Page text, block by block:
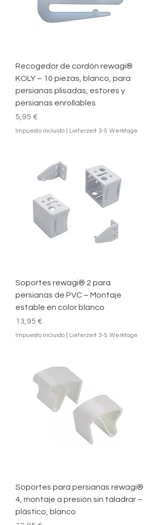
Recogedor de cordón rewagi®
KOLY – 10 piezas, blanco, para
persianas plisadas, estores y
persianas enrollables
Precio
5,95 €
Impuesto incluido Lieferzeit 3-5 Werktage
Soportes rewagi® 2 para
persianas de PVC – Montaje
estable en color blanco
Precio
13,95 €
Impuesto incluido Lieferzeit 3-5 Werktage
Soportes para persianas rewagi®
4, montaje a presión sin taladrar –
plástico, blanco